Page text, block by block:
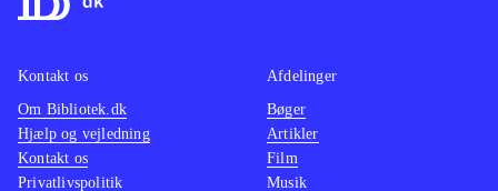
Kontakt os
Om Bibliotek.dk
Hjælp og vejledning
Kontakt os
Privatlivspolitik
Afdelinger
Bøger
Artikler
Film
Musik